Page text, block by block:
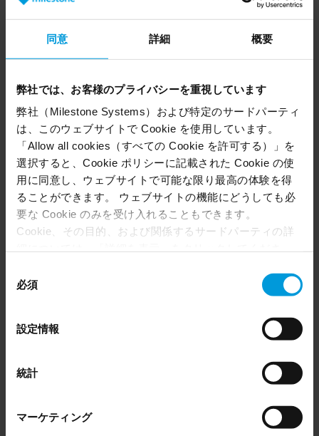
同意 詳細 概要
弊社では、お客様のプライバシーを重視しています
弊社（Milestone Systems）および特定のサードパーティ
は、このウェブサイトで Cookie を使用しています。
「Allow all cookies（すべての Cookie を許可する）」を
選択すると、Cookie ポリシーに記載された Cookie の使
用に同意し、ウェブサイトで可能な限り最高の体験を得
ることができます。 ウェブサイトの機能にどうしても必
要な Cookie のみを受け入れることもできます。
Cookie、その目的、および関係するサードパーティの詳
いつでも同意を撤回できます。
agreements and model clauses with our third-party
providers’ European entities, we shall inform you that the
that, from an EU perspective (please see latest status
), for US owned companies (such as Microsoft and
the US, as they may possibly be required to give data
必須
設定情報
統計
マーケティング
複雑なセキュリティを制御
分散したサイトとサーバーを単一のガラスの下に置
くことで、効率と制御を向上させます。XProtectの
中央インターフェースは、ライブおよび録画映像へ
のアクセスと共有を容易にします。また、Arculesの
ビデオ監視サービス(VSaaS)をリモートサイトに導入
したり、XProtectとハイブリッドに組み合わせて使
用することも柔軟に行えます。
単一のコマンドセンターから複数のロケーショ
ンを管理することで、効率と応答時間を改善
​最小限のオンサイトスタッフで分散したサイト
をリモート監視することで、運用コストを削減
ることを確認し、物理的およびサイバーセキュ
リティインフラストラクチャを強化します